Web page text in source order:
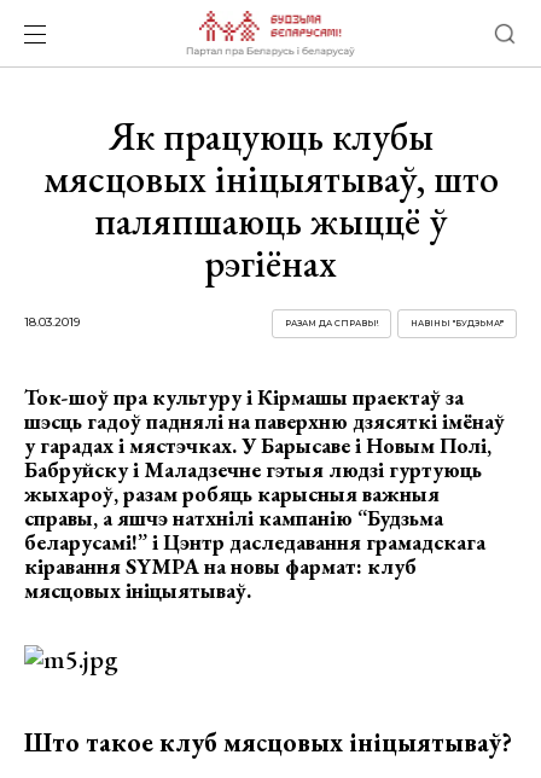
Як працуюць клубы
мясцовых ініцыятываў, што
паляпшаюць жыццё ў
рэгіёнах
18.03.2019 НАВІНЫ "БУДЗЬМА!"
РАЗАМ ДА СПРАВЫ!
Ток-шоў пра культуру і Кірмашы праектаў за
шэсць гадоў паднялі на паверхню дзясяткі імёнаў
у гарадах і мястэчках. У Барысаве і Новым Полі,
Бабруйску і Маладзечне гэтыя людзі гуртуюць
жыхароў, разам робяць карысныя важныя
справы, а яшчэ натхнілі кампанію “Будзьма
беларусамі!” і Цэнтр даследавання грамадскага
кіравання SYMPA на новы фармат: клуб
мясцовых ініцыятываў.
Што такое клуб мясцовых ініцыятываў?